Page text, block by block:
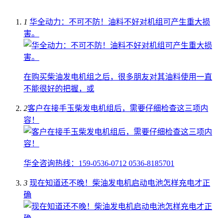
1 华全动力：不可不防！油料不好对机组可产生重大损
害。
在购买柴油发电机组之后，很多朋友对其油料使用一直
不能很好的把握，或
2​客户在接手玉柴发电机组后，需要仔细检查这三项内
容！
华全咨询热线：159-0536-0712 0536-8185701
3 现在知道还不晚！柴油发电机启动电池怎样充电才正
确